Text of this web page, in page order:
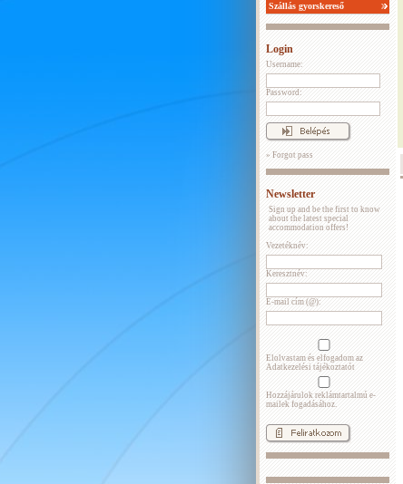
Szállás gyorskereső
Login
Username:
Password:
» Forgot pass
Newsletter
Sign up and be the first to know
about the latest special
accommodation offers!
Vezetéknév:
Keresztnév:
E-mail cím (@):
Elolvastam és elfogadom az
Adatkezelési tájékoztatót
Hozzájárulok reklámtartalmú e-
mailek fogadásához.